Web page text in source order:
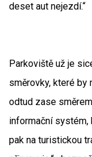
deset aut nejezdí.“
Parkoviště už je
směrovky, které by
odtud zase
informační systém,
pak na turistickou